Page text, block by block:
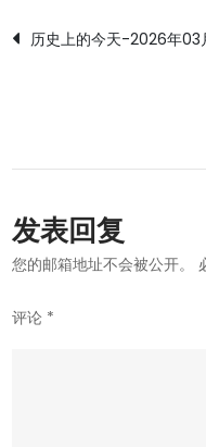
文
导
航
历史上的今天-2026年03
发表回复
您的邮箱地址不会被公开。
评论 *